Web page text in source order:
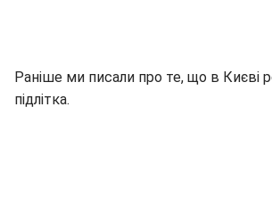
Раніше ми писали про те, що в Києві
підлітка.